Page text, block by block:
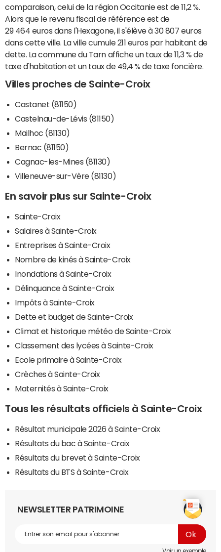
comparaison, celui de la région Occitanie est de 11,2 %.
Alors que le revenu fiscal de référence est de
29 464 euros dans l'Hexagone, il s'élève à 30 807 euros
dans cette ville. La ville cumule 211 euros par habitant de
dette. La commune du Tarn affiche un taux de 11,3 % de
taxe d'habitation et un taux de 49,4 % de taxe foncière.
Villes proches de Sainte-Croix
Castanet (81150)
Castelnau-de-Lévis (81150)
Mailhoc (81130)
Bernac (81150)
Cagnac-les-Mines (81130)
Villeneuve-sur-Vère (81130)
En savoir plus sur Sainte-Croix
Sainte-Croix
Salaires à Sainte-Croix
Entreprises à Sainte-Croix
Nombre de kinés à Sainte-Croix
Inondations à Sainte-Croix
Délinquance à Sainte-Croix
Impôts à Sainte-Croix
Dette et budget de Sainte-Croix
Climat et historique météo de Sainte-Croix
Classement des lycées à Sainte-Croix
Ecole primaire à Sainte-Croix
Crèches à Sainte-Croix
Maternités à Sainte-Croix
Tous les résultats officiels à Sainte-Croix
Résultat municipale 2026 à Sainte-Croix
Résultats du bac à Sainte-Croix
Résultats du brevet à Sainte-Croix
Résultats du BTS à Sainte-Croix
NEWSLETTER PATRIMOINE